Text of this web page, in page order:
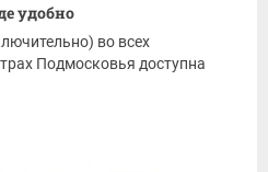
удобно
во всех
Подмосковья доступна